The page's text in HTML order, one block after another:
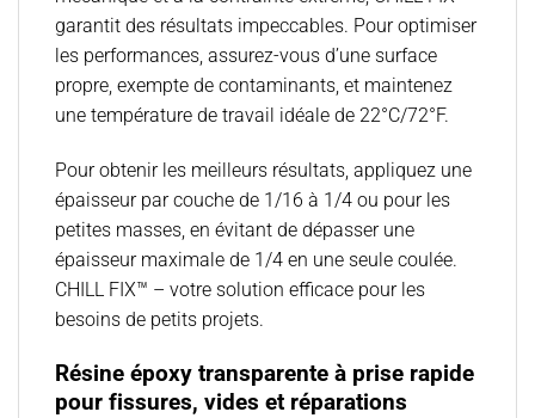
garantit des résultats impeccables. Pour optimiser
les performances, assurez-vous d’une surface
propre, exempte de contaminants, et maintenez
une température de travail idéale de 22°C/72°F.
Pour obtenir les meilleurs résultats, appliquez une
épaisseur par couche de 1/16 à 1/4 ou pour les
petites masses, en évitant de dépasser une
épaisseur maximale de 1/4 en une seule coulée.
CHILL FIX™ – votre solution efficace pour les
besoins de petits projets.
Résine époxy transparente à prise rapide
pour fissures, vides et réparations